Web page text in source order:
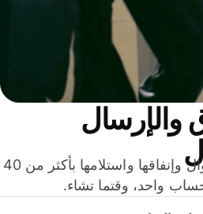
والإرسال
وفّر المال عند إرسال الأموال وإنفاقها واستلامها بأكثر من 40
واحد، وقتما تشاء.